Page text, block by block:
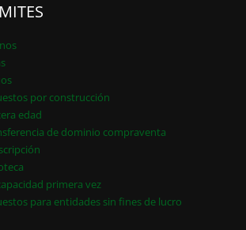
por construcción
edad
de dominio compraventa
primera vez
para entidades sin fines de lucro